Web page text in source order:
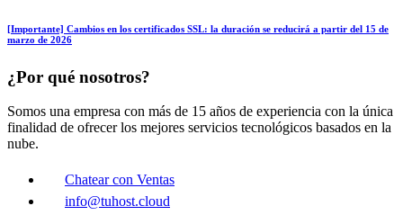
[Importante] Cambios en los certificados SSL: la duración se reducirá a partir del 15 de
marzo de 2026
¿Por qué nosotros?
Somos una empresa con más de 15 años de experiencia con la única
finalidad de ofrecer los mejores servicios tecnológicos basados en la
nube.
Chatear con Ventas
info@tuhost.cloud